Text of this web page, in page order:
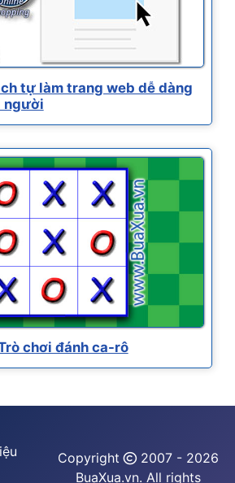
tự làm trang web dễ dàng
người
chơi đánh ca-rô
Copyright
2007 - 2026
BuaXua.vn. All rights